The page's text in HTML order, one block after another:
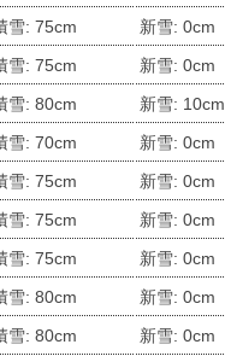
雪: 75cm
新雪: 0cm
雪: 75cm
新雪: 0cm
雪: 80cm
新雪: 10cm
雪: 70cm
新雪: 0cm
雪: 75cm
新雪: 0cm
雪: 75cm
新雪: 0cm
雪: 75cm
新雪: 0cm
雪: 80cm
新雪: 0cm
雪: 80cm
新雪: 0cm